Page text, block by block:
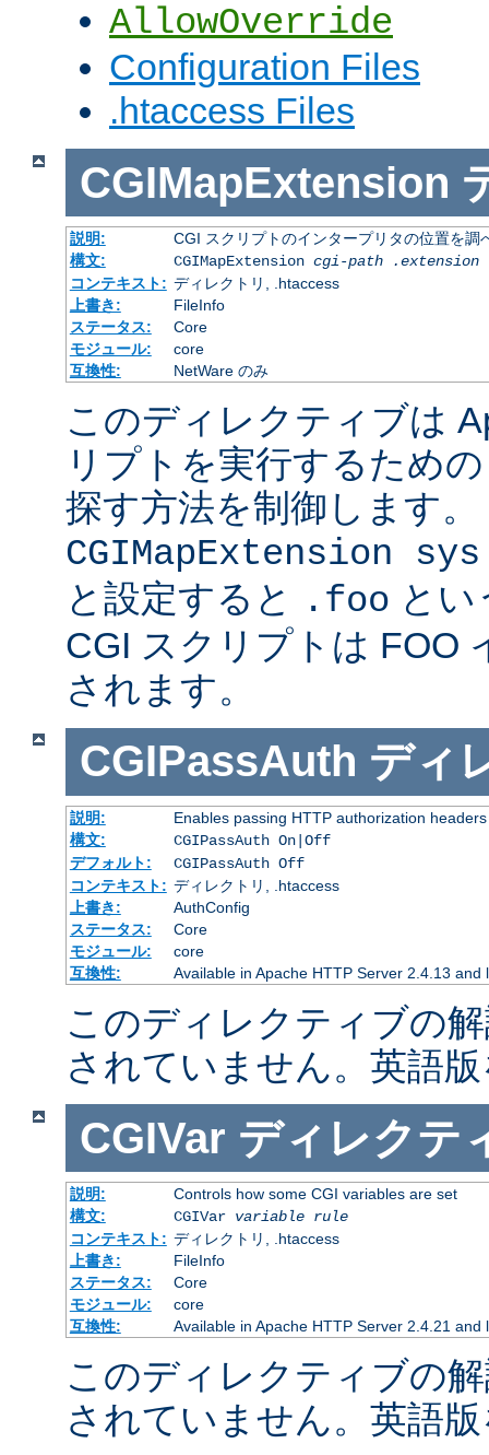
AllowOverride
Configuration Files
.htaccess Files
CGIMapExtension
説明:
CGI スクリプトのインタープリタの位置を調
構文:
CGIMapExtension cgi-path
.extension
コンテキスト: ディレクトリ, .htaccess
上書き:
FileInfo
ステータス:
Core
モジュール:
core
互換性:
NetWare のみ
このディレクティブは
リプトを実行するため
探す方法を制御します
CGIMapExtension
と設定すると
.foo と
CGI スクリプトは FOO
されます。
CGIPassAuth ディ
説明:
Enables passing HTTP authorization
構文:
CGIPassAuth On|Off
デフォルト:
CGIPassAuth Off
コンテキスト: ディレクトリ, .htaccess
上書き:
AuthConfig
ステータス:
Core
モジュール:
core
互換性:
Available in Apache HTTP Server 2.4.13 and
このディレクティブの
されていません。英語
CGIVar ディレクテ
説明:
Controls how some CGI variables are set
構文:
CGIVar variable rule
コンテキスト: ディレクトリ, .htaccess
上書き:
FileInfo
ステータス:
Core
モジュール:
core
互換性:
Available in Apache HTTP Server 2.4.21 and
このディレクティブの
されていません。英語